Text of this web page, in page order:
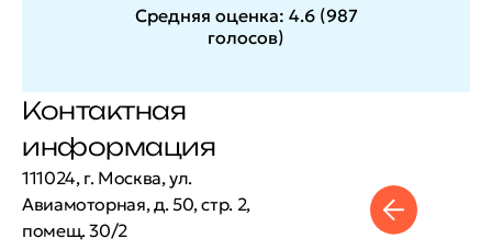
Средняя оценка: 4.6(987
голосов)
Контактная
информация
111024, г. Москва, ул.
Авиамоторная, д. 50, стр. 2,
помещ. 30/2